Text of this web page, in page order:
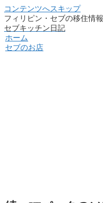
コンテンツへスキップ
フィリピン・セブの移住情
セブキッチン日記
ホーム
セブのお店